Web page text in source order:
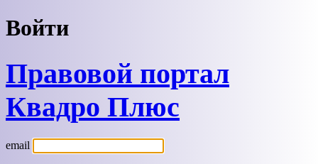
Войти
Правовой портал
Квадро Плюс
email